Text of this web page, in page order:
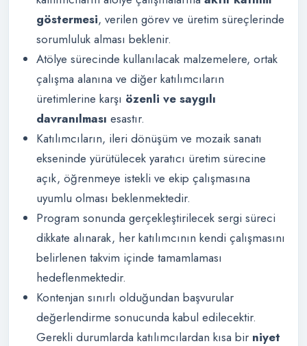
göstermesi, verilen görev ve üretim süreçlerinde
sorumluluk alması beklenir.
Atölye sürecinde kullanılacak malzemelere, ortak
çalışma alanına ve diğer katılımcıların
üretimlerine karşı özenli ve saygılı
davranılması esastır.
Katılımcıların, ileri dönüşüm ve mozaik sanatı
ekseninde yürütülecek yaratıcı üretim sürecine
açık, öğrenmeye istekli ve ekip çalışmasına
uyumlu olması beklenmektedir.
Program sonunda gerçekleştirilecek sergi süreci
dikkate alınarak, her katılımcının kendi çalışmasını
belirlenen takvim içinde tamamlaması
hedeflenmektedir.
Kontenjan sınırlı olduğundan başvurular
değerlendirme sonucunda kabul edilecektir.
Gerekli durumlarda katılımcılardan kısa bir niyet